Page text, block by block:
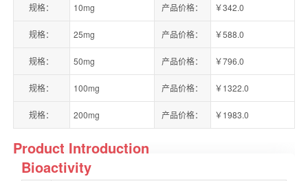
规格： 10mg 产品价格： ￥342.0
规格： 25mg 产品价格： ￥588.0
规格： 50mg 产品价格： ￥796.0
规格： 100mg 产品价格： ￥1322.0
规格： 200mg 产品价格： ￥1983.0
Product Introduction
Bioactivity